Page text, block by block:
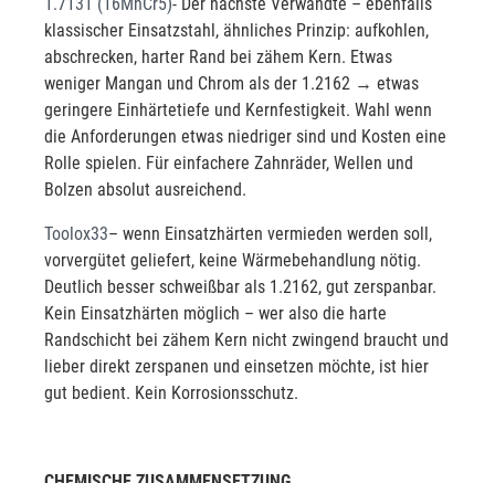
klassischer Einsatzstahl, ähnliches Prinzip: aufkohlen,
abschrecken, harter Rand bei zähem Kern. Etwas
weniger Mangan und Chrom als der 1.2162 → etwas
geringere Einhärtetiefe und Kernfestigkeit. Wahl wenn
die Anforderungen etwas niedriger sind und Kosten eine
Rolle spielen. Für einfachere Zahnräder, Wellen und
Bolzen absolut ausreichend.
Toolox33– wenn Einsatzhärten vermieden werden soll,
vorvergütet geliefert, keine Wärmebehandlung nötig.
Deutlich besser schweißbar als 1.2162, gut zerspanbar.
Kein Einsatzhärten möglich – wer also die harte
Randschicht bei zähem Kern nicht zwingend braucht und
lieber direkt zerspanen und einsetzen möchte, ist hier
gut bedient. Kein Korrosionsschutz.